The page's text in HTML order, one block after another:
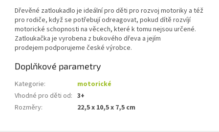
Dřevěné zatloukadlo je ideální pro děti pro rozvoj motoriky a též
pro rodiče, když se potřebují odreagovat, pokud dítě rozvíjí
motorické schopnosti na věcech, které k tomu nejsou určené.
Zatloukačka je vyrobena z bukového dřeva a jejím
prodejem podporujeme české výrobce.
Doplňkové parametry
Kategorie:
motorické
Vhodné pro děti od: 3+
Rozměry: 22,5 x 10,5 x 7,5 cm